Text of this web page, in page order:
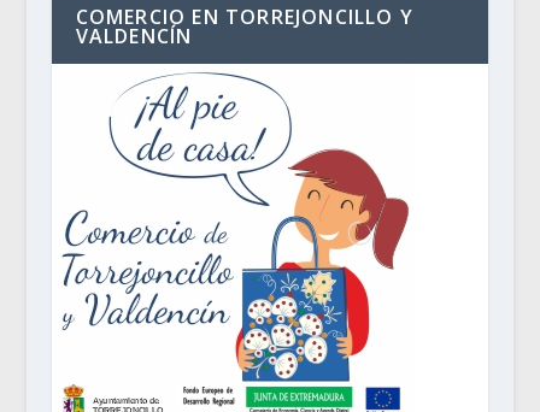
COMERCIO EN TORREJONCILLO Y
VALDENCÍN